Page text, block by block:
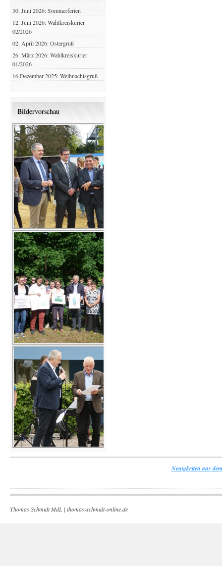
30. Juni 2026: Sommerferien
12. Juni 2026: Wahlkreiskurier
02/2026
02. April 2026: Ostergruß
26. März 2026: Wahlkreiskurier
01/2026
16.Dezember 2025: Weihnachtsgruß
Bildervorschau
Neuigkeiten aus
Thomas Schmidt MdL | thomas-schmidt-online.de